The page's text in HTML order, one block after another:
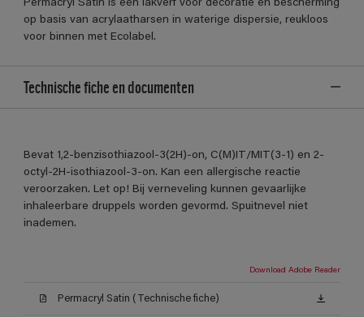
Permacryl Satin is een lakverf voor decoratie en bescherming
op basis van acrylaatharsen in waterige dispersie, reukloos
voor binnen met Ecolabel.
Technische fiche en documenten
Bevat 1,2-benzisothiazool-3(2H)-on, C(M)IT/MIT(3-1) en 2-
octyl-2H-isothiazool-3-on. Kan een allergische reactie
veroorzaken. Let op! Bij verneveling kunnen gevaarlijke
inhaleerbare druppels worden gevormd. Spuitnevel niet
inademen.
Download Adobe Reader
Permacryl Satin (Technische fiche)